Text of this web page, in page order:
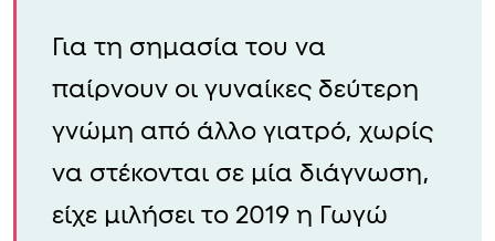
Για τη σημασία του να
παίρνουν οι γυναίκες δεύτερη
γνώμη από άλλο γιατρό, χωρίς
να στέκονται σε μία διάγνωση,
είχε μιλήσει το 2019 η Γωγώ